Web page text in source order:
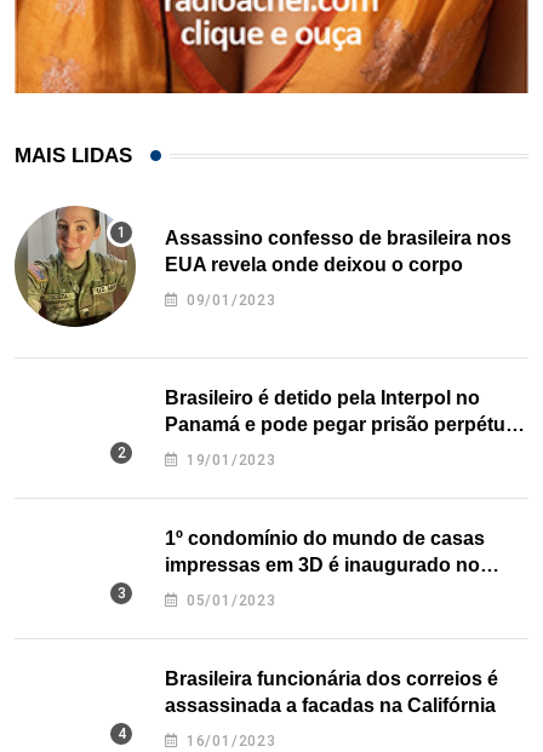
MAIS LIDAS
Assassino confesso de brasileira nos
EUA revela onde deixou o corpo
09/01/2023
Brasileiro é detido pela Interpol no
Panamá e pode pegar prisão perpétua
nos EUA
19/01/2023
1º condomínio do mundo de casas
impressas em 3D é inaugurado no
Texas
05/01/2023
Brasileira funcionária dos correios é
assassinada a facadas na Califórnia
16/01/2023